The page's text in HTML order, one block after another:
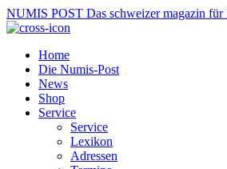
NUMIS POST Das schweizer magazin für
Home
Die Numis-Post
News
Shop
Service
Service
Lexikon
Adressen